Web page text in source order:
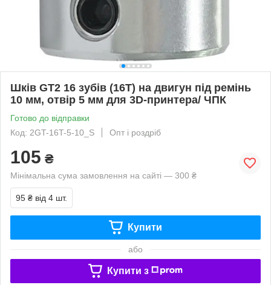
Шків GT2 16 зубів (16T) на двигун під ремінь
10 мм, отвір 5 мм для 3D-принтера/ ЧПК
Готово до відправки
Код: 2GT-16T-5-10_S
Опт і роздріб
105 ₴
Мінімальна сума замовлення на сайті — 300 ₴
95 ₴ від 4 шт.
Купити
або
Купити з